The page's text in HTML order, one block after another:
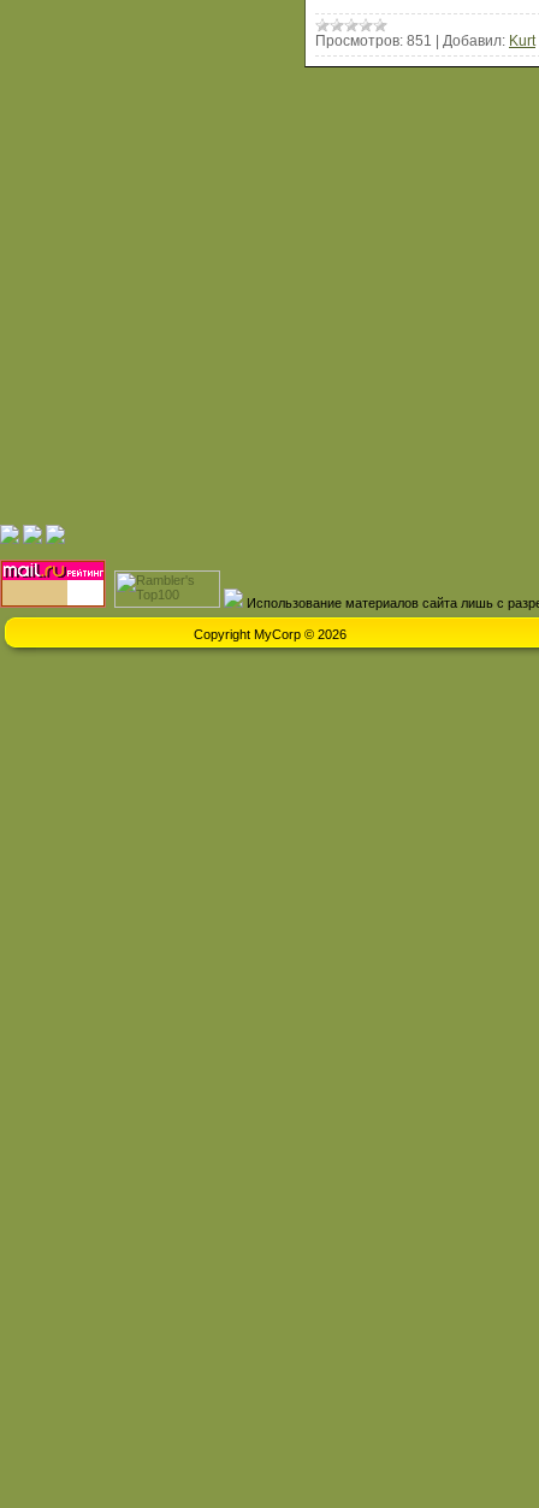
Просмотров: 851 Добавил: Kurt
Использование материалов сайта лишь с
Copyright MyCorp © 2026